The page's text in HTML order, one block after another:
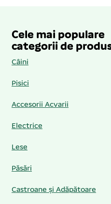
Cele mai populare
categorii de
Câini
Pisici
Accesorii Acvarii
Electrice
Lese
Păsări
Castroane și Adăpătoare